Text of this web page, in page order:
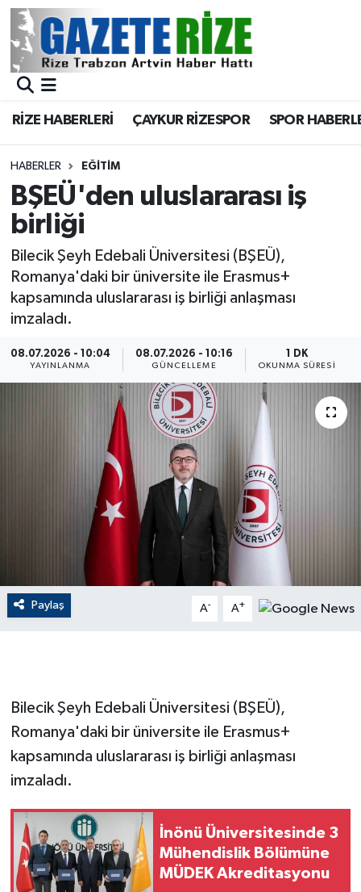
RİZE HABERLERİ ÇAYKUR RİZESPOR SPOR
HABERLER EĞİTİM
BŞEÜ'den uluslararası iş
birliği
Bilecik Şeyh Edebali Üniversitesi (BŞEÜ),
Romanya'daki bir üniversite ile Erasmus+
kapsamında uluslararası iş birliği anlaşması
imzaladı.
08.07.2026 - 10:04
YAYINLANMA
08.07.2026 - 10:16
GÜNCELLEME
1 DK
OKUNMA SÜRESI
Paylaş A- A+
Bilecik Şeyh Edebali Üniversitesi (BŞEÜ),
Romanya'daki bir üniversite ile Erasmus+
kapsamında uluslararası iş birliği anlaşması
imzaladı.
İnönü Üniversitesinde 3
Mühendislik Bölümüne
MÜDEK Akreditasyonu
BÖLGEMİZ
Asayiş
Rize Jandarma Komutanlığı
Bilim Teknoloji
Bölge
Canlı Maç
Dış Haberler
EĞİTİM
EKONOMİ
English News
Gayrimenkul
GENEL
Güvenlik
HABERDE İNSAN
Merkez Nöbetçi Eczaneler
Merkez Trafik Yoğunluk Haritası
Süper Lig Puan Durumu ve Fikstür
Tüm Manşetler
Son Dakika Haberleri